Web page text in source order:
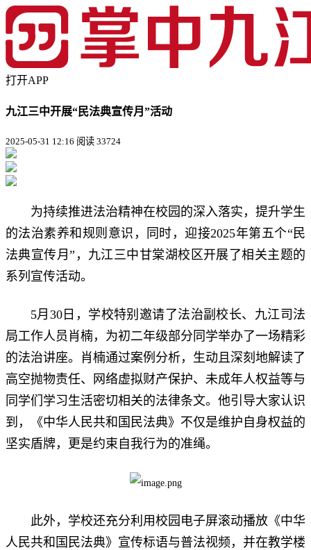
打开APP
九江三中开展“民法典宣传月”活动
2025-05-31 12:16 阅读 33724
为持续推进法治精神在校园的深入落实，提升学生
的法治素养和规则意识，同时，迎接2025年第五个“民
法典宣传月”，九江三中甘棠湖校区开展了相关主题的
系列宣传活动。
5月30日，学校特别邀请了法治副校长、九江司法
局工作人员肖楠，为初二年级部分同学举办了一场精彩
的法治讲座。肖楠通过案例分析，生动且深刻地解读了
高空抛物责任、网络虚拟财产保护、未成年人权益等与
同学们学习生活密切相关的法律条文。他引导大家认识
到，《中华人民共和国民法典》不仅是维护自身权益的
坚实盾牌，更是约束自我行为的准绳。
此外，学校还充分利用校园电子屏滚动播放《中华
人民共和国民法典》宣传标语与普法视频，并在教学楼